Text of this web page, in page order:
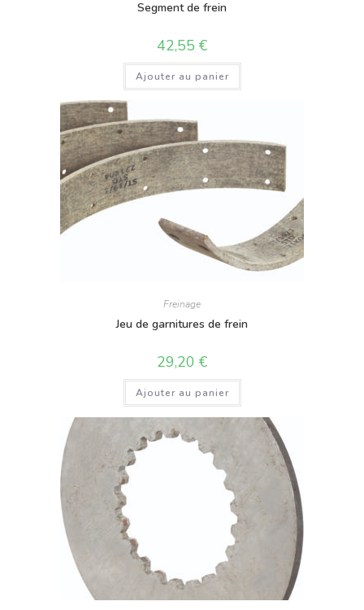
Segment de frein
42,55 €
Ajouter au panier
Freinage
Jeu de garnitures de frein
29,20 €
Ajouter au panier